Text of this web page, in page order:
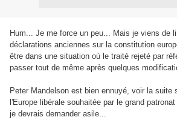
Hum... Je me force un peu... Mais je viens de
déclarations anciennes sur la constitution
être dans une situation où le traité rejeté par
passer tout de même après quelques
Peter Mandelson est bien ennuyé, voir la suite
l'Europe libérale souhaitée par le grand
je devrais demander asile...